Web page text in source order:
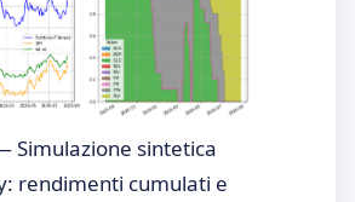
Simulazione sintetica
rendimenti cumulati e